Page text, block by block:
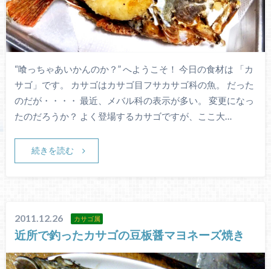
“喰っちゃあいかんのか？” へようこそ！ 今日の食材は 「カ
サゴ」です。 カサゴはカサゴ目フサカサゴ科の魚。 だった
のだが・・・・ 最近、メバル科の表示が多い。 変更になっ
たのだろうか？ よく登場するカサゴですが、ここ大…
続きを読む
2011.12.26 カサゴ属
近所で釣ったカサゴの豆板醤マヨネーズ焼き